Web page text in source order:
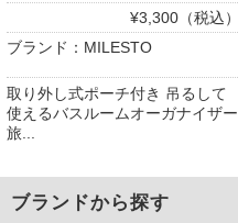
¥3,300（税込）
ブランド：MILESTO
取り外し式ポーチ付き 吊るして
使えるバスルームオーガナイザー
旅...
ブランドから探す